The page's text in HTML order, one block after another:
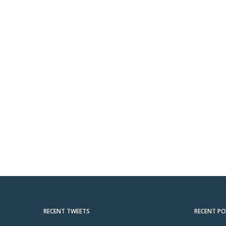
RECENT TWEETS RECENT